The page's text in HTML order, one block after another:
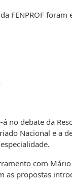
FENPROF
no debate da
Nacional e a
com
as propostas